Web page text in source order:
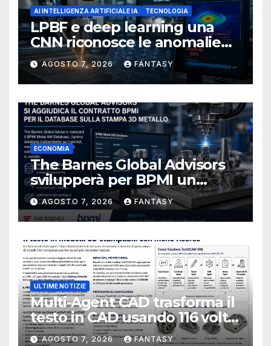
AI INTELLIGENZA ARTIFICIALE IA TECNOLOGIA
LPBF e deep learning una
CNN riconosce le anomalie
del bagno di fusione
AGOSTO 7, 2026 FANTASY
ECONOMIA
The Barnes Global Advisors
svilupperà per BPMI un
database per la stampa 3D
metallica destinata alla filiera
navale statunitense
AGOSTO 7, 2026 FANTASY
ULTIME NOTIZIE
Multi-Agent CAD trasforma il
testo in CAD usando 116 volte
meno token
AGOSTO 7, 2026 FANTASY